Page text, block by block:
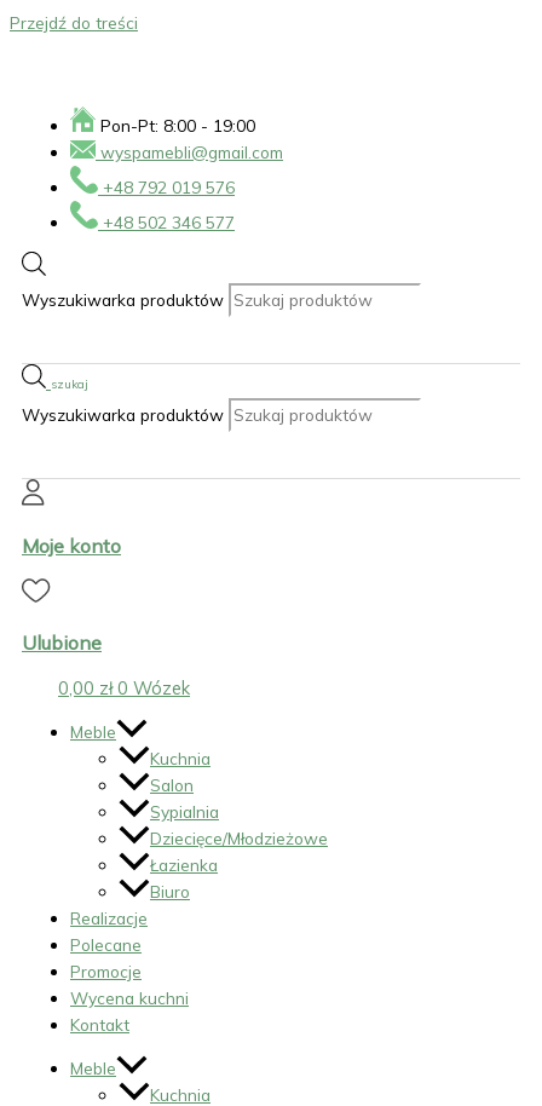
Przejdź do treści
Pon-Pt: 8:00 - 19:00
wyspamebli@gmail.com
+48 792 019 576
+48 502 346 577
Wyszukiwarka produktów
Wyszukiwarka produktów
Moje konto
Ulubione
0,00 zł 0 Wózek
Meble
Kuchnia
Salon
Sypialnia
Dziecięce/Młodzieżowe
Łazienka
Biuro
Realizacje
Polecane
Promocje
Wycena kuchni
Kontakt
Meble
Kuchnia